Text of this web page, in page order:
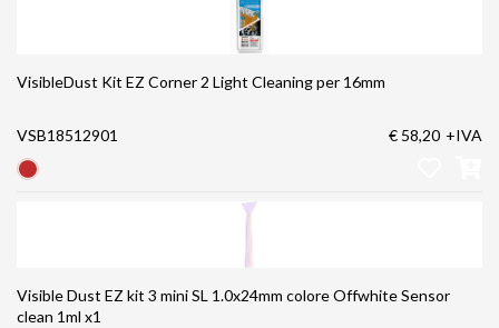
VisibleDust Kit EZ Corner 2 Light Cleaning per 16mm
VSB18512901 € 58,20 +IVA
Visible Dust EZ kit 3 mini SL 1.0x24mm colore Offwhite Sensor
clean 1ml x1